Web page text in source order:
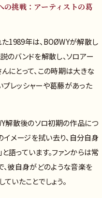
挑戦：アーティストの葛
た1989年は、BOØWYが解散し
のバンドを解散し、ソロアー
にとって、この時期は大きな
レッシャーや葛藤があった
解散後のソロ初期の作品につ
イメージを拭い去り、自分自身
語っています。ファンからは常
彼自身がどのような音楽を
いたことでしょう。